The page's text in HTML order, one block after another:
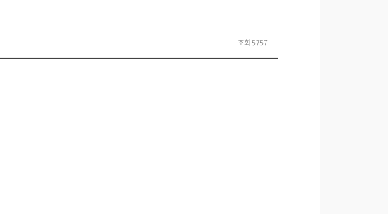
조회 5757